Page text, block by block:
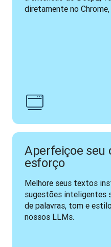
diretamente no
Aperfeiçoe seu
esforço
Melhore seus textos
sugestões inteligentes
de palavras, tom e
nossos LLMs.